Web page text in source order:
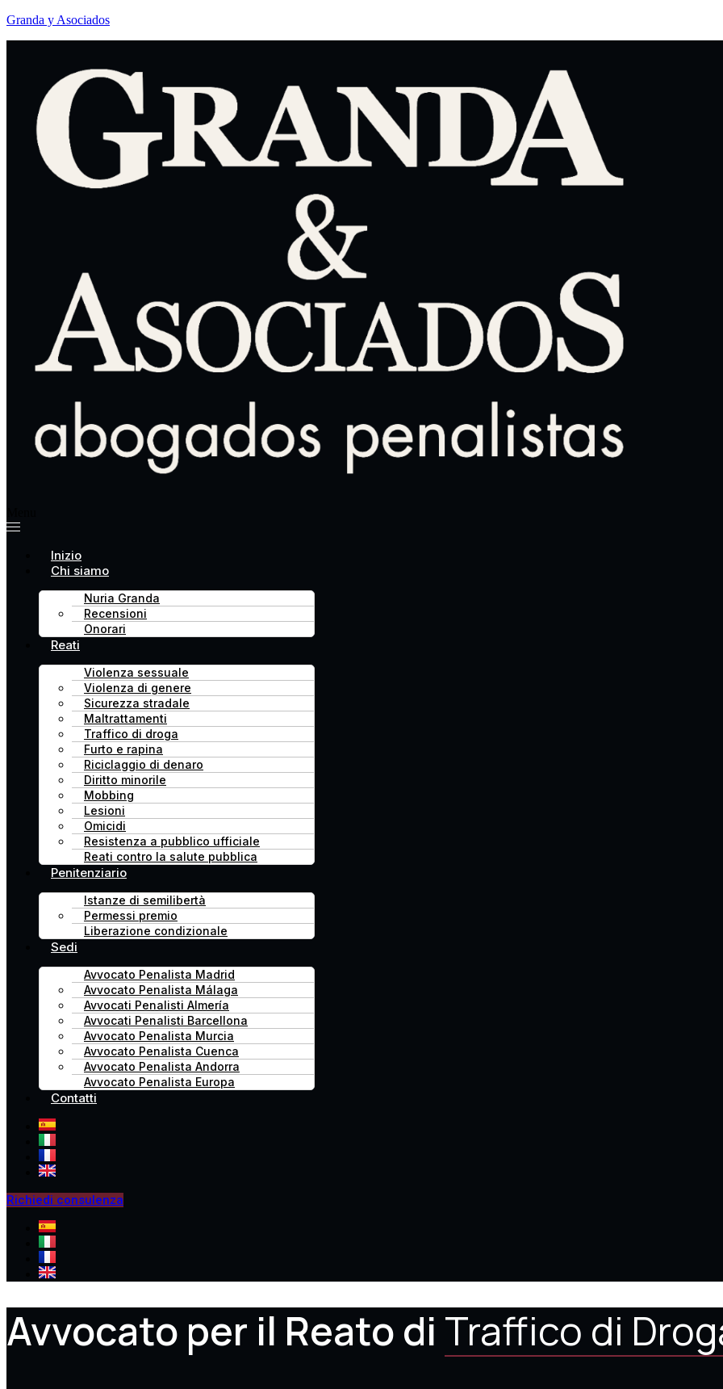
Granda y Asociados
Inizio
Chi siamo
Nuria Granda
Recensioni
Onorari
Reati
Violenza sessuale
Violenza di genere
Sicurezza stradale
Maltrattamenti
Traffico di droga
Furto e rapina
Riciclaggio di denaro
Diritto minorile
Mobbing
Lesioni
Omicidi
Resistenza a pubblico ufficiale
Reati contro la salute pubblica
Penitenziario
Istanze di semilibertà
Permessi premio
Liberazione condizionale
Sedi
Avvocato Penalista Madrid
Avvocato Penalista Málaga
Avvocati Penalisti Almería
Avvocati Penalisti Barcellona
Avvocato Penalista Murcia
Avvocato Penalista Cuenca
Avvocato Penalista Andorra
Avvocato Penalista Europa
Contatti
Richiedi consulenza
Avvocato per il Reato di Traffico di